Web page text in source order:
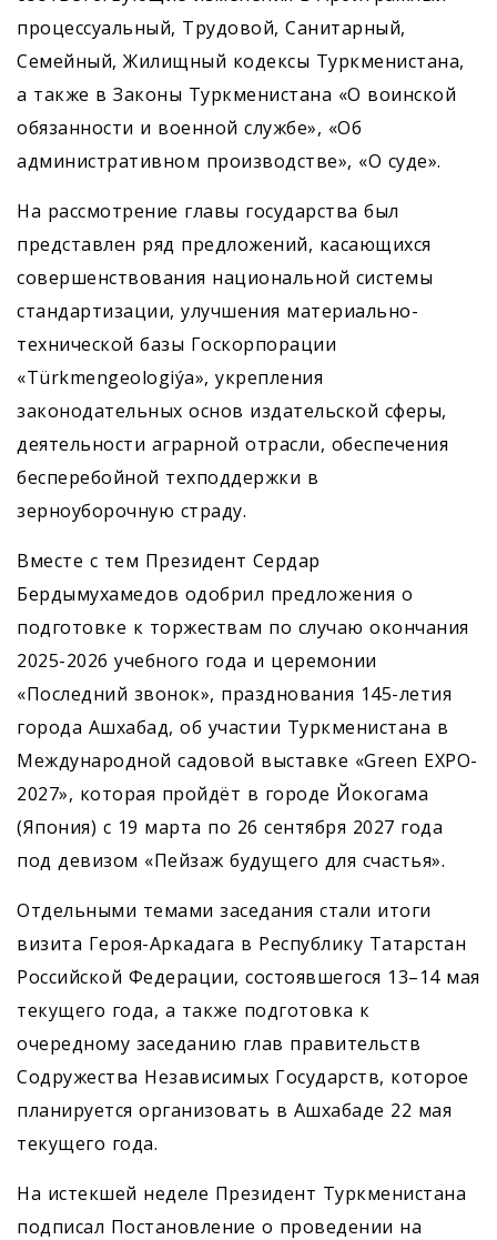
процессуальный, Трудовой, Санитарный,
Семейный, Жилищный кодексы Туркменистана,
а также в Законы Туркменистана «О воинской
обязанности и военной службе», «Об
административном производстве», «О суде».
На рассмотрение главы государства был
представлен ряд предложений, касающихся
совершенствования национальной системы
стандартизации, улучшения материально-
технической базы Госкорпорации
«Türkmengeologiýa», укрепления
законодательных основ издательской сферы,
деятельности аграрной отрасли, обеспечения
бесперебойной техподдержки в
зерноуборочную страду.
Вместе с тем Президент Сердар
Бердымухамедов одобрил предложения о
подготовке к торжествам по случаю окончания
2025-2026 учебного года и церемонии
«Последний звонок», празднования 145-летия
города Ашхабад, об участии Туркменистана в
Международной садовой выставке «Green EXPO-
2027», которая пройдёт в городе Йокогама
(Япония) с 19 марта по 26 сентября 2027 года
под девизом «Пейзаж будущего для счастья».
Отдельными темами заседания стали итоги
визита Героя-Аркадага в Республику Татарстан
Российской Федерации, состоявшегося 13–14 мая
текущего года, а также подготовка к
очередному заседанию глав правительств
Содружества Независимых Государств, которое
планируется организовать в Ашхабаде 22 мая
текущего года.
На истекшей неделе Президент Туркменистана
подписал Постановление о проведении на